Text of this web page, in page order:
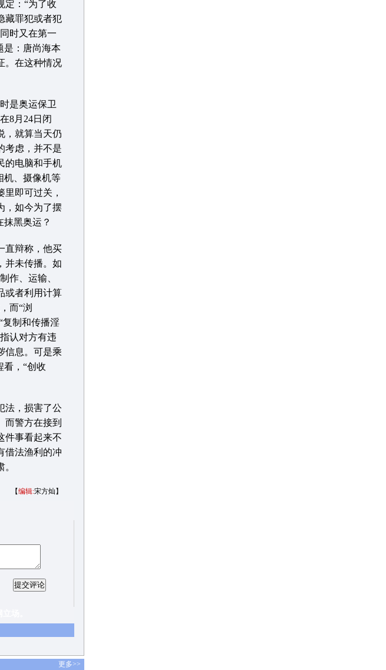
定：“为了收
藏罪犯或者犯
时又在第一
是：唐尚海本
。在这种情况
是奥运保卫
8月24日闭
，就算当天仍
考虑，并不是
的电脑和手机
机、摄像机等
即可过关，
，如今为了摆
黑奥运？
辩称，他买
并未传播。如
作、运输、
或者利用计算
而“浏
复制和传播淫
认对方有违
信息。可是乘
看，“创收
，损害了公
而警方在接到
件事看起来不
借法渔利的冲
【编辑:宋方灿】
更多>>